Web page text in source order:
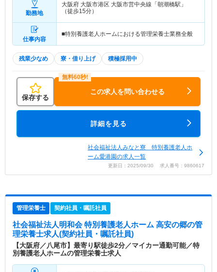
勤務地
大阪府 大阪市港区 大阪市営中央線「朝潮橋駅」
（徒歩15分）
仕事内容
■特別養護老人ホームにおける管理栄養士業務全般
残業少なめ 寮・借り上げ 積極採用中
保存する
この求人を問い合わせる
詳細を見る
社会福祉法人みなと寮 特別養護老人ホ
ーム愛港園の求人一覧
更新日：2025/09/30 求人番号：9860617
管理栄養士 契約社員・嘱託社員
社会福祉法人明和会 特別養護老人ホーム 高安の郷の管
理栄養士求人(契約社員・嘱託社員)
【大阪府／八尾市】最寄り駅徒歩2分／マイカー通勤可能／特
別養護老人ホームの管理栄養士求人